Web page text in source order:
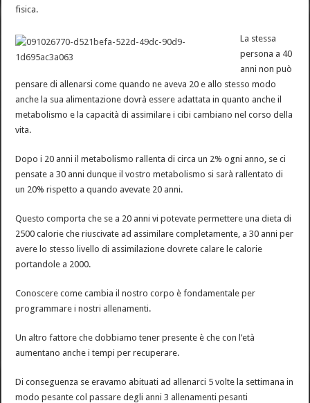
fisica.
La stessa
persona a 40
anni non può
pensare di allenarsi come quando ne aveva 20 e allo stesso modo
anche la sua alimentazione dovrà essere adattata in quanto anche il
metabolismo e la capacità di assimilare i cibi cambiano nel corso della
vita.
Dopo i 20 anni il metabolismo rallenta di circa un 2% ogni anno, se ci
pensate a 30 anni dunque il vostro metabolismo si sarà rallentato di
un 20% rispetto a quando avevate 20 anni.
Questo comporta che se a 20 anni vi potevate permettere una dieta di
2500 calorie che riuscivate ad assimilare completamente, a 30 anni per
avere lo stesso livello di assimilazione dovrete calare le calorie
portandole a 2000.
Conoscere come cambia il nostro corpo è fondamentale per
programmare i nostri allenamenti.
Un altro fattore che dobbiamo tener presente è che con l’età
aumentano anche i tempi per recuperare.
Di conseguenza se eravamo abituati ad allenarci 5 volte la settimana in
modo pesante col passare degli anni 3 allenamenti pesanti